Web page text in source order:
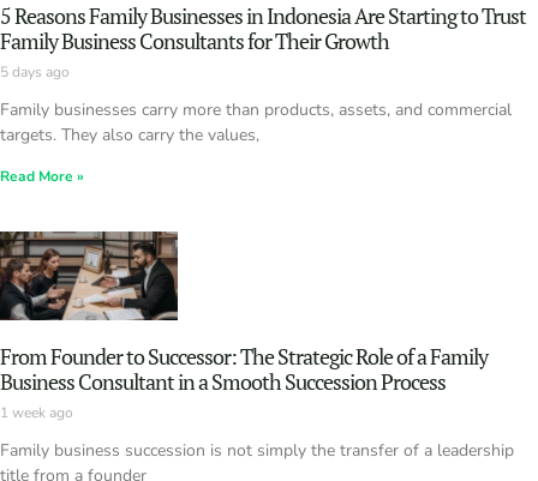
5 Reasons Family Businesses in Indonesia Are Starting to Trust
Family Business Consultants for Their Growth
5 days ago
Family businesses carry more than products, assets, and commercial
targets. They also carry the values,
Read More »
From Founder to Successor: The Strategic Role of a Family
Business Consultant in a Smooth Succession Process
1 week ago
Family business succession is not simply the transfer of a leadership
title from a founder